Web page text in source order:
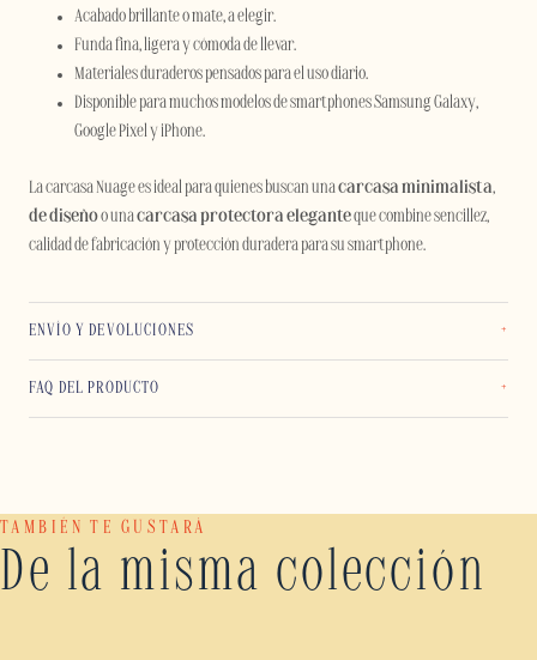
Acabado brillante o mate, a elegir.
Funda fina, ligera y cómoda de llevar.
Materiales duraderos pensados para el uso diario.
Disponible para muchos modelos de smartphones Samsung Galaxy,
Google Pixel y iPhone.
La carcasa Nuage es ideal para quienes buscan unacarcasa minimalista,
dediseñoo unacarcasa protectora eleganteque combine sencillez,
calidad de fabricación y protección duradera para su smartphone.
ENVÍO Y DEVOLUCIONES
FAQ DEL PRODUCTO
TAMBIÉN TE GUSTARÁ
De la misma colección